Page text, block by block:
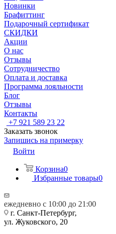
Новинки
Брафиттинг
Подарочный сертификат
СКИДКИ
Акции
О нас
Отзывы
Сотрудничество
Оплата и доставка
Программа лояльности
Блог
Отзывы
Контакты
+7 921 589 23 22
Заказать звонок
Запишись на примерку
Войти
Корзина0
Избранные товары0
ежедневно с 10:00 до 21:00
г. Санкт-Петербург,
ул. Жуковского, 20